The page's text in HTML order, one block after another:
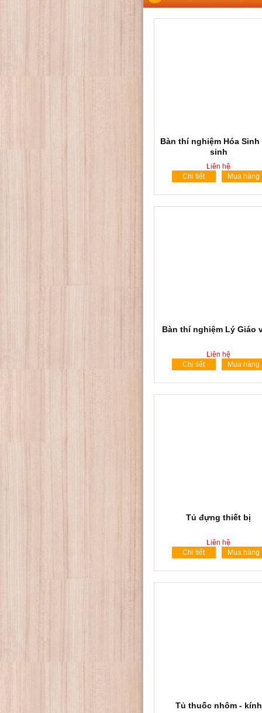
Bàn thí nghiệm Hóa Sinh
sinh
Liên hệ
Chi tiết
Mua hàng
Bàn thí nghiệm Lý Giáo
Liên hệ
Chi tiết
Mua hàng
Tủ đựng thiết bị
Liên hệ
Chi tiết
Mua hàng
Tủ thuốc nhôm - kính